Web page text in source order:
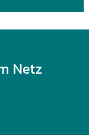
Netz